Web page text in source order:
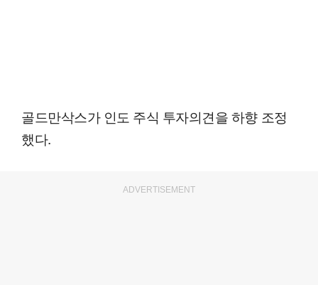
골드만삭스가 인도 주식 투자의견을 하향 조정
했다.
ADVERTISEMENT